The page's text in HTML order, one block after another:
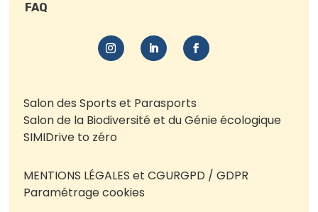
FAQ
Salon des Sports et Parasports
Salon de la Biodiversité et du Génie écologique
SIMIDrive to zéro
MENTIONS LÉGALES et CGURGPD / GDPR
Paramétrage cookies